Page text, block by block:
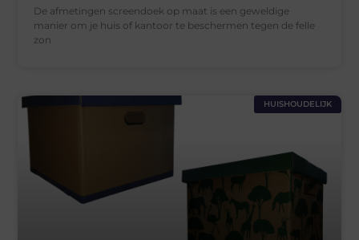
De afmetingen screendoek op maat is een geweldige
manier om je huis of kantoor te beschermen tegen de felle
zon
HUISHOUDELIJK